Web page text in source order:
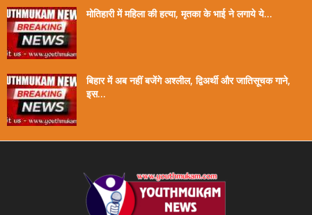
मोतिहारी में महिला की हत्या, मृतका के भाई ने लगाये ये...
बिहार में अब नहीं बजेंगे अश्लील, द्विअर्थी और जातिसूचक गाने,
इस...